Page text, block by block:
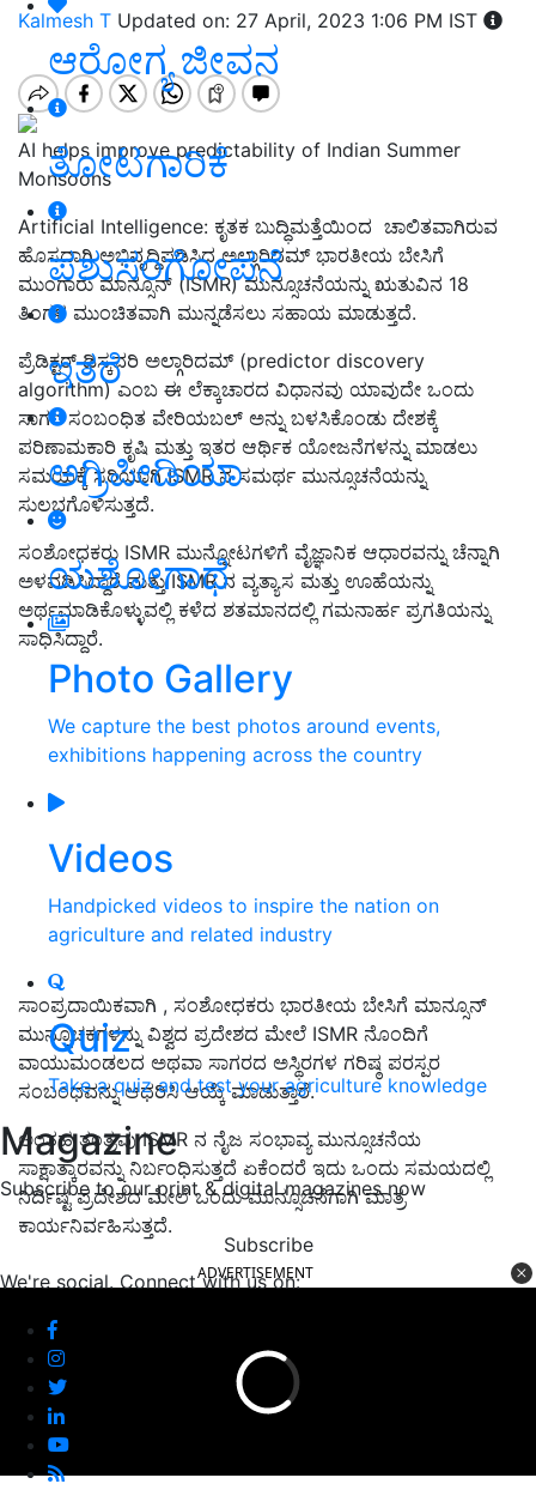
ಆರೋಗ್ಯ ಜೀವನ
ತೋಟಗಾರಿಕೆ
ಪಶುಸಂಗೋಪನೆ
ಇತರೆ
ಅಗ್ರಿಪೀಡಿಯಾ
ಯಶೋಗಾಥೆ
Photo Gallery
We capture the best photos around events,
exhibitions happening across the country
Videos
Handpicked videos to inspire the nation on
agriculture and related industry
Quiz
Take a quiz and test your agriculture knowledge
Magazine
Subscribe to our print & digital magazines now
Subscribe
We're social. Connect with us on:
Kalmesh T Updated on: 27 April, 2023 1:06 PM IST
AI helps improve predictability of Indian Summer
Monsoons
Artificial Intelligence: ಕೃತಕ ಬುದ್ಧಿಮತ್ತೆಯಿಂದ ಚಾಲಿತವಾಗಿರುವ
ಹೊಸದಾಗಿ ಅಭಿವೃದ್ಧಿಪಡಿಸಿದ ಅಲ್ಗಾರಿದಮ್ ಭಾರತೀಯ ಬೇಸಿಗೆ
ಮುಂಗಾರು ಮಾನ್ಸೂನ್ (ISMR) ಮುನ್ಸೂಚನೆಯನ್ನು ಋತುವಿನ 18
ತಿಂಗಳ ಮುಂಚಿತವಾಗಿ ಮುನ್ನಡೆಸಲು ಸಹಾಯ ಮಾಡುತ್ತದೆ.
ಪ್ರೆಡಿಕ್ಟರ್ ಡಿಸ್ಕವರಿ ಅಲ್ಗಾರಿದಮ್ (predictor discovery
algorithm) ಎಂಬ ಈ ಲೆಕ್ಕಾಚಾರದ ವಿಧಾನವು ಯಾವುದೇ ಒಂದು
ಸಾಗರ ಸಂಬಂಧಿತ ವೇರಿಯಬಲ್ ಅನ್ನು ಬಳಸಿಕೊಂಡು ದೇಶಕ್ಕೆ
ಪರಿಣಾಮಕಾರಿ ಕೃಷಿ ಮತ್ತು ಇತರ ಆರ್ಥಿಕ ಯೋಜನೆಗಳನ್ನು ಮಾಡಲು
ಸಮಯಕ್ಕೆ ಸರಿಯಾಗಿ ISMR ನ ಸಮರ್ಥ ಮುನ್ಸೂಚನೆಯನ್ನು
ಸುಲಭಗೊಳಿಸುತ್ತದೆ.
ಸಂಶೋಧಕರು ISMR ಮುನ್ನೋಟಗಳಿಗೆ ವೈಜ್ಞಾನಿಕ ಆಧಾರವನ್ನು ಚೆನ್ನಾಗಿ
ಅಳವಡಿಸಿದ್ದಾರೆ ಮತ್ತು ISMR ನ ವ್ಯತ್ಯಾಸ ಮತ್ತು ಊಹೆಯನ್ನು
ಅರ್ಥಮಾಡಿಕೊಳ್ಳುವಲ್ಲಿ ಕಳೆದ ಶತಮಾನದಲ್ಲಿ ಗಮನಾರ್ಹ ಪ್ರಗತಿಯನ್ನು
ಸಾಧಿಸಿದ್ದಾರೆ.
ಸಾಂಪ್ರದಾಯಿಕವಾಗಿ , ಸಂಶೋಧಕರು ಭಾರತೀಯ ಬೇಸಿಗೆ ಮಾನ್ಸೂನ್
ಮುನ್ಸೂಚಕಗಳನ್ನು ವಿಶ್ವದ ಪ್ರದೇಶದ ಮೇಲೆ ISMR ನೊಂದಿಗೆ
ವಾಯುಮಂಡಲದ ಅಥವಾ ಸಾಗರದ ಅಸ್ಥಿರಗಳ ಗರಿಷ್ಠ ಪರಸ್ಪರ
ಸಂಬಂಧವನ್ನು ಆಧರಿಸಿ ಆಯ್ಕೆ ಮಾಡುತ್ತಾರೆ.
ಅಂತಹ ತಂತ್ರವು ISMR ನ ನೈಜ ಸಂಭಾವ್ಯ ಮುನ್ಸೂಚನೆಯ
ಸಾಕ್ಷಾತ್ಕಾರವನ್ನು ನಿರ್ಬಂಧಿಸುತ್ತದೆ ಏಕೆಂದರೆ ಇದು ಒಂದು ಸಮಯದಲ್ಲಿ
ನಿರ್ದಿಷ್ಟ ಪ್ರದೇಶದ ಮೇಲೆ ಒಂದು ಮುನ್ಸೂಚನೆಗಾಗಿ ಮಾತ್ರ
ಕಾರ್ಯನಿರ್ವಹಿಸುತ್ತದೆ.
ADVERTISEMENT